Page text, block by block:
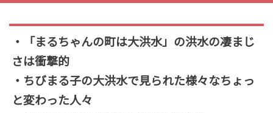
・「まるちゃんの町は大洪水」の洪水の凄まじ
さは衝撃的
・ちびまる子の大洪水で見られた様々なちょっ
と変わった人々